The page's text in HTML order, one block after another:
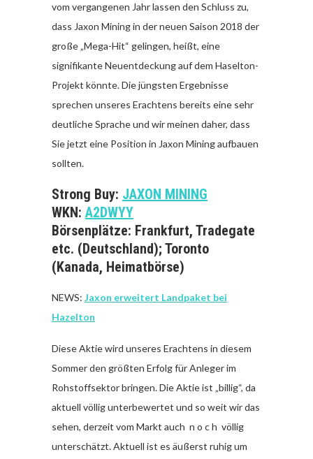
vom vergangenen Jahr lassen den Schluss zu,
dass Jaxon Mining in der neuen Saison 2018 der
große „Mega-Hit“ gelingen, heißt, eine
signifikante Neuentdeckung auf dem Haselton-
Projekt könnte. Die jüngsten Ergebnisse
sprechen unseres Erachtens bereits eine sehr
deutliche Sprache und wir meinen daher, dass
Sie jetzt eine Position in Jaxon Mining aufbauen
sollten.
Strong Buy: JAXON MINING
WKN: A2DWYY
Börsenplätze: Frankfurt, Tradegate
etc. (Deutschland); Toronto
(Kanada, Heimatbörse)
NEWS: Jaxon erweitert Landpaket bei
Hazelton
Diese Aktie wird unseres Erachtens in diesem
Sommer den größten Erfolg für Anleger im
Rohstoffsektor bringen. Die Aktie ist „billig“, da
aktuell völlig unterbewertet und so weit wir das
sehen, derzeit vom Markt auch n o c h völlig
unterschätzt. Aktuell ist es äußerst ruhig um